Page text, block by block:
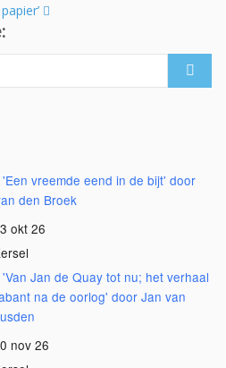
papier’
vreemde eend in de bijt' door
den Broek
okt 26
Jan de Quay tot nu; het verhaal
na de oorlog' door Jan van
nov 26